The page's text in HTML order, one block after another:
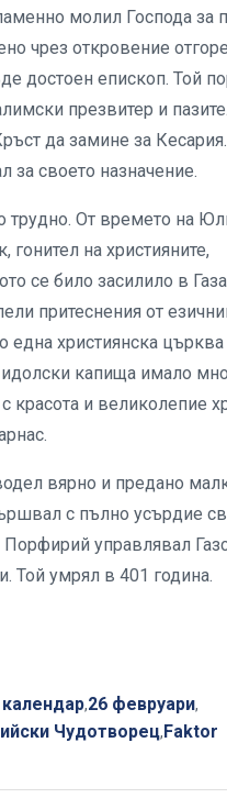
молил Господа за
чрез откровение
достоен епископ. Той
презвитер и
да замине за
за своето назначение.
трудно. От времето на
гонител на християните,
се било засилило в
притеснения от
една християнска църква
идолски капища имало
с красота и великолепие
вярно и предано
с пълно усърдие
управлявал
Той умрял в 401 година.
,26 февруари,
Чудотворец, Faktor